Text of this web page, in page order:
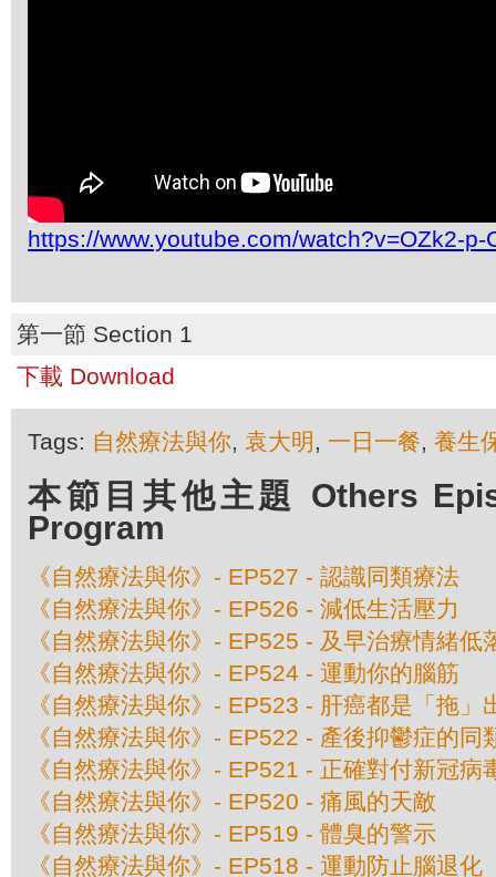
https://www.youtube.com/watch?v=OZk2-p-
第一節 Section 1
下載 Download
Tags: 自然療法與你, 袁大明 , 一日一餐, 養生
本節目其他主題 Others
Program
《自然療法與你》- EP527 - 認識同類療法
《自然療法與你》- EP526 - 減低生活壓力
《自然療法與你》- EP525 - 及早治療情緒低
《自然療法與你》- EP524 - 運動你的腦筋
《自然療法與你》- EP523 - 肝癌都是「拖」
《自然療法與你》- EP522 - 產後抑鬱症的同
《自然療法與你》- EP521 - 正確對付新冠病
《自然療法與你》- EP520 - 痛風的天敵
《自然療法與你》- EP519 - 體臭的警示
《自然療法與你》- EP518 - 運動防止腦退化